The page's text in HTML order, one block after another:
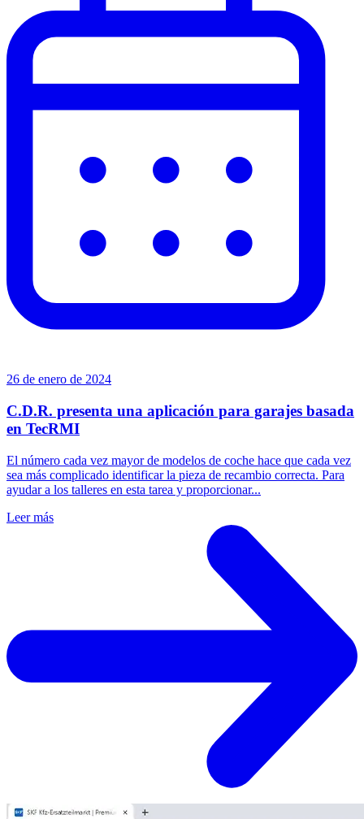
26 de enero de 2024
C.D.R. presenta una aplicación para garajes basada
en TecRMI
El número cada vez mayor de modelos de coche hace que cada vez
sea más complicado identificar la pieza de recambio correcta. Para
ayudar a los talleres en esta tarea y proporcionar...
Leer más